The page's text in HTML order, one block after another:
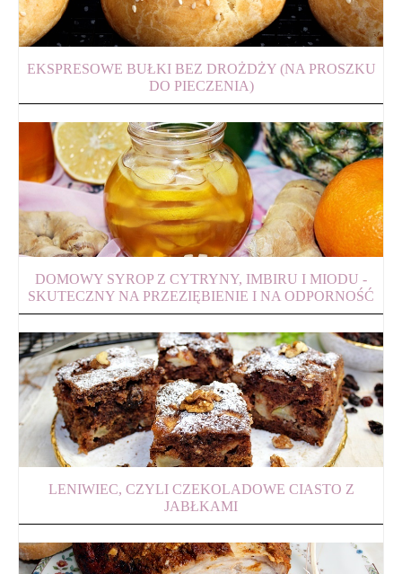
EKSPRESOWE BUŁKI BEZ DROŻDŻY (NA PROSZKU
DO PIECZENIA)
DOMOWY SYROP Z CYTRYNY, IMBIRU I MIODU -
SKUTECZNY NA PRZEZIĘBIENIE I NA ODPORNOŚĆ
LENIWIEC, CZYLI CZEKOLADOWE CIASTO Z
JABŁKAMI